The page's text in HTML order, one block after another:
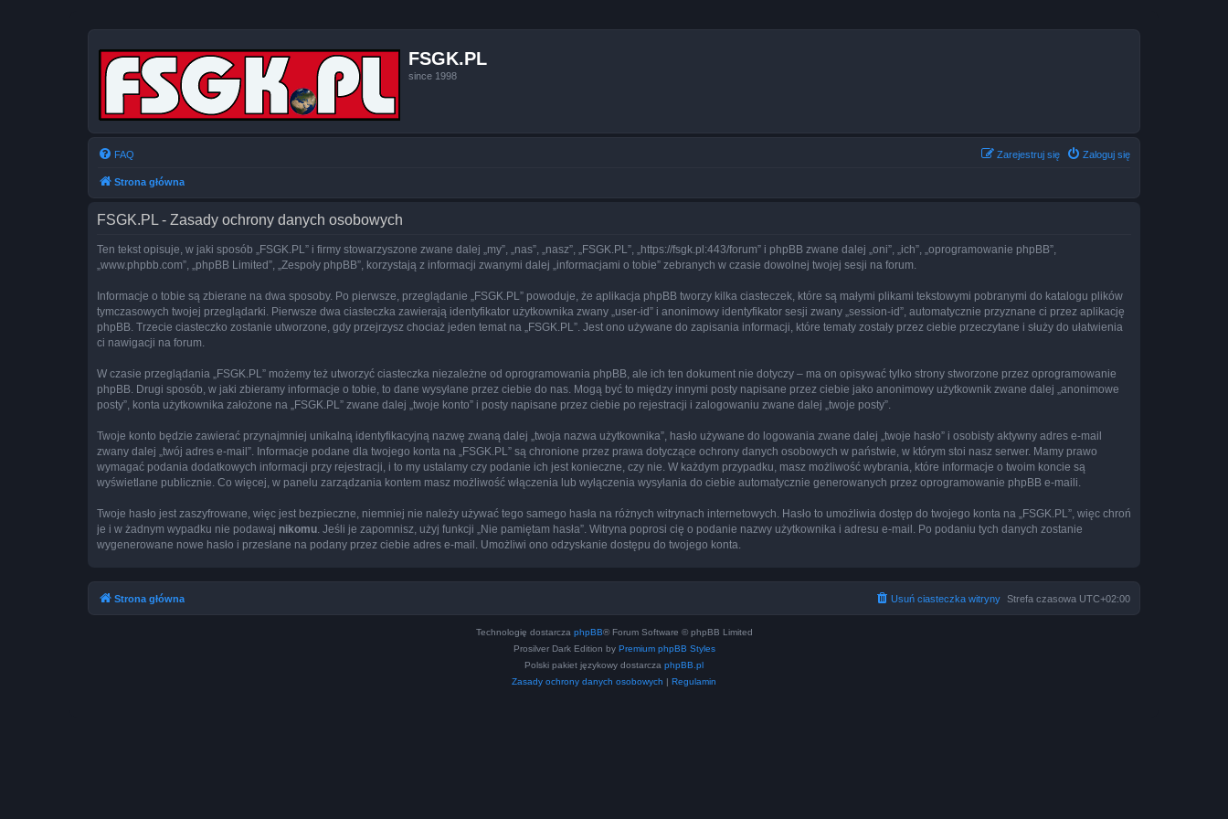
FSGK.PL
since 1998
FAQ Zaloguj się
Zarejestruj się
Strona główna
FSGK.PL - Zasady ochrony danych osobowych
Ten tekst opisuje, w jaki sposób „FSGK.PL” i firmy stowarzyszone zwane dalej „my”, „nas”, „nasz”, „FSGK.PL”, „https://fsgk.pl:443/forum” i phpBB zwane dalej „oni”, „ich”, „oprogramowanie phpBB”,
„www.phpbb.com”, „phpBB Limited”, „Zespoły phpBB”, korzystają z informacji zwanymi dalej „informacjami o tobie” zebranych w czasie dowolnej twojej sesji na forum.
Informacje o tobie są zbierane na dwa sposoby. Po pierwsze, przeglądanie „FSGK.PL” powoduje, że aplikacja phpBB tworzy kilka ciasteczek, które są małymi plikami tekstowymi pobranymi do katalogu plików
tymczasowych twojej przeglądarki. Pierwsze dwa ciasteczka zawierają identyfikator użytkownika zwany „user-id” i anonimowy identyfikator sesji zwany „session-id”, automatycznie przyznane ci przez aplikację
phpBB. Trzecie ciasteczko zostanie utworzone, gdy przejrzysz chociaż jeden temat na „FSGK.PL”. Jest ono używane do zapisania informacji, które tematy zostały przez ciebie przeczytane i służy do ułatwienia
ci nawigacji na forum.
W czasie przeglądania „FSGK.PL” możemy też utworzyć ciasteczka niezależne od oprogramowania phpBB, ale ich ten dokument nie dotyczy – ma on opisywać tylko strony stworzone przez oprogramowanie
phpBB. Drugi sposób, w jaki zbieramy informacje o tobie, to dane wysyłane przez ciebie do nas. Mogą być to między innymi posty napisane przez ciebie jako anonimowy użytkownik zwane dalej „anonimowe
posty”, konta użytkownika założone na „FSGK.PL” zwane dalej „twoje konto” i posty napisane przez ciebie po rejestracji i zalogowaniu zwane dalej „twoje posty”.
Twoje konto będzie zawierać przynajmniej unikalną identyfikacyjną nazwę zwaną dalej „twoja nazwa użytkownika”, hasło używane do logowania zwane dalej „twoje hasło” i osobisty aktywny adres e-mail
zwany dalej „twój adres e-mail”. Informacje podane dla twojego konta na „FSGK.PL” są chronione przez prawa dotyczące ochrony danych osobowych w państwie, w którym stoi nasz serwer. Mamy prawo
wymagać podania dodatkowych informacji przy rejestracji, i to my ustalamy czy podanie ich jest konieczne, czy nie. W każdym przypadku, masz możliwość wybrania, które informacje o twoim koncie są
wyświetlane publicznie. Co więcej, w panelu zarządzania kontem masz możliwość włączenia lub wyłączenia wysyłania do ciebie automatycznie generowanych przez oprogramowanie phpBB e-maili.
Twoje hasło jest zaszyfrowane, więc jest bezpieczne, niemniej nie należy używać tego samego hasła na różnych witrynach internetowych. Hasło to umożliwia dostęp do twojego konta na „FSGK.PL”, więc chroń
je i w żadnym wypadku nie podawaj nikomu. Jeśli je zapomnisz, użyj funkcji „Nie pamiętam hasła”. Witryna poprosi cię o podanie nazwy użytkownika i adresu e-mail. Po podaniu tych danych zostanie
wygenerowane nowe hasło i przesłane na podany przez ciebie adres e-mail. Umożliwi ono odzyskanie dostępu do twojego konta.
Strona główna Strefa czasowa UTC+02:00
Usuń ciasteczka witryny
Technologię dostarcza phpBB® Forum Software © phpBB Limited
Prosilver Dark Edition by Premium phpBB Styles
Polski pakiet językowy dostarcza phpBB.pl
Zasady ochrony danych osobowych | Regulamin